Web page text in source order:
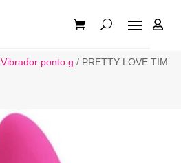

Vibrador ponto g / PRETTY LOVE TIM